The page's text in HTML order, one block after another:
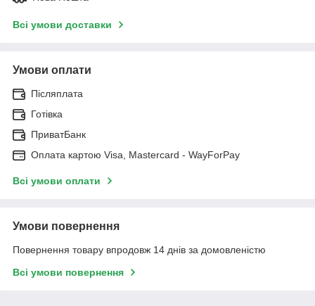
Всі умови доставки
Умови оплати
Післяплата
Готівка
ПриватБанк
Оплата картою Visa, Mastercard - WayForPay
Всі умови оплати
Умови повернення
Повернення товару впродовж 14 днів за домовленістю
Всі умови повернення